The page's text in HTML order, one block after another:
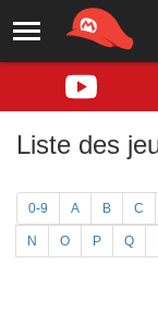
Liste des
0-9 A B C
N O P Q